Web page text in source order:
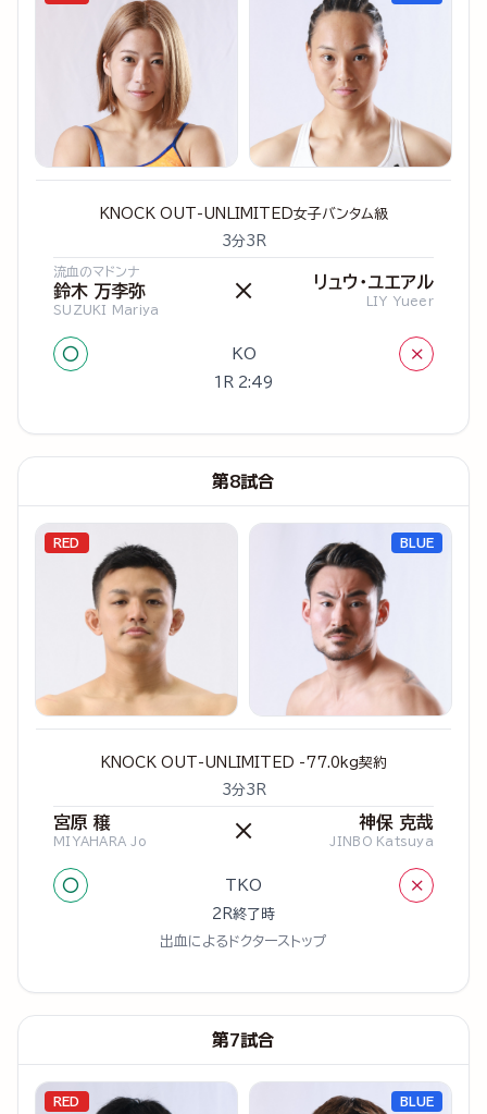
KNOCK OUT-UNLIMITED女子バンタム級
3分3R
流血のマドンナ
鈴木 万李弥
SUZUKI Mariya
× リュウ・ユエアル
LIY Yueer
○ KO ×
1R 2:49
第8試合
RED
KNOCK OUT-UNLIMITED -77.0kg契約
3分3R
宮原 穣
MIYAHARA Jo × 神保 克哉
JINBO Katsuya
○ TKO ×
2R終了時
出血によるドクターストップ
BLUE
第7試合
RED BLUE